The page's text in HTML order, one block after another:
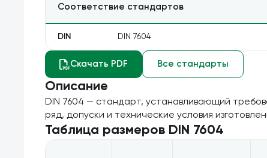
Продукция брендов
Соответствие стандартов
DIN DIN 7604
Скачать PDF Все стандарты
Описание
DIN 7604 — стандарт, устанавливающий
ряд, допуски и технические условия
Таблица размеров DIN 7604